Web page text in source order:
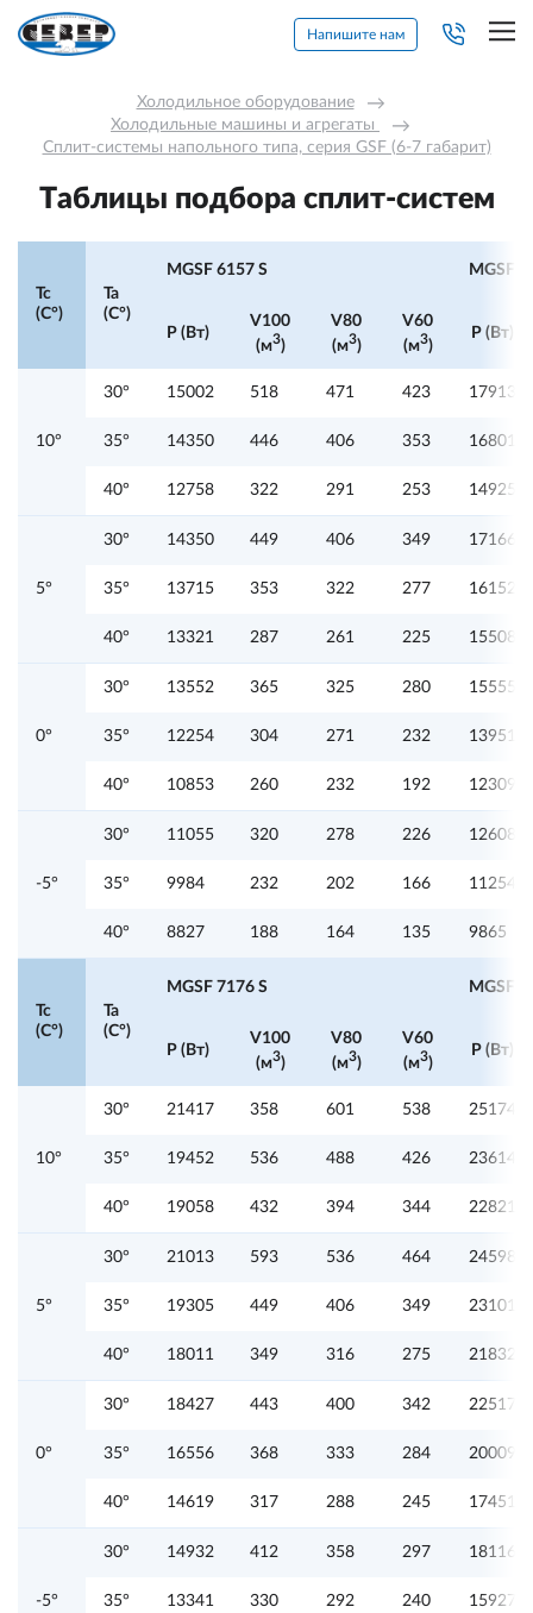
Напишите нам
Холодильное оборудование →
Холодильные машины и агрегаты →
Сплит-системы напольного типа, серия GSF (6-7 габарит)
Таблицы подбора сплит-систем
Tc
(C°)
Ta
(C°)
MGSF 6157 S MGSF
P (Вт)
V100
(м3)
V80
(м3)
V60
(м3)
P (Вт)
10°
30° 15002 518 471 423 17913
35° 14350 446 406 353 16801
40° 12758 322 291 253 14925
5°
30° 14350 449 406 349 17166
35° 13715 353 322 277 16152
40° 13321 287 261 225 15508
0°
30° 13552 365 325 280 15555
35° 12254 304 271 232 13951
40° 10853 260 232 192 12309
-5°
30° 11055 320 278 226 12608
35° 9984 232 202 166 11254
40° 8827 188 164 135 9865
Tc
(C°)
Ta
(C°)
MGSF 7176 S MGSF
P (Вт)
V100
(м3)
V80
(м3)
V60
(м3)
P (Вт)
10°
30° 21417 358 601 538 25174
35° 19452 536 488 426 23614
40° 19058 432 394 344 22821
5°
30° 21013 593 536 464 24598
35° 19305 449 406 349 23101
40° 18011 349 316 275 21832
0°
30° 18427 443 400 342 22517
35° 16556 368 333 284 20009
40° 14619 317 288 245 17451
-5°
30° 14932 412 358 297 18116
35° 13341 330 292 240 15927